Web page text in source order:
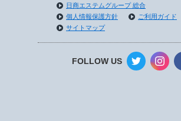
日商エステムグループ 総合
個人情報保護方針
ご利用ガイド
サイトマップ
FOLLOW US